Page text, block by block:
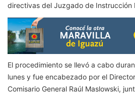
directivas del Juzgado de Instrucción
El procedimiento se llevó a cabo
lunes y fue encabezado por el
Comisario General Raúl Maslowski,